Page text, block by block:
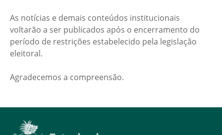
As notícias e demais conteúdos institucionais
voltarão a ser publicados após o encerramento do
período de restrições estabelecido pela legislação
eleitoral.
Agradecemos a compreensão.